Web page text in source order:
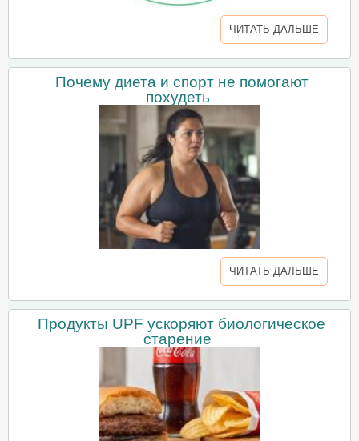
ЧИТАТЬ ДАЛЬШЕ
Почему диета и спорт не помогают
похудеть
ЧИТАТЬ ДАЛЬШЕ
Продукты UPF ускоряют биологическое
старение